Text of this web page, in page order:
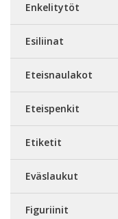
Enkelitytöt
Esiliinat
Eteisnaulakot
Eteispenkit
Etiketit
Eväslaukut
Figuriinit